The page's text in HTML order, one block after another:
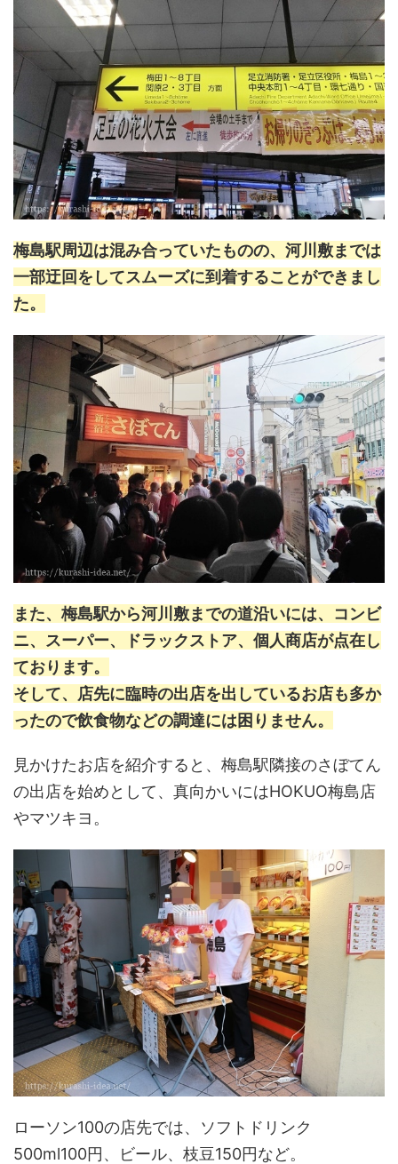
梅島駅周辺は混み合っていたものの、河川敷までは
一部迂回をしてスムーズに到着することができまし
た。
また、梅島駅から河川敷までの道沿いには、コンビ
ニ、スーパー、ドラックストア、個人商店が点在し
ております。
そして、店先に臨時の出店を出しているお店も多か
ったので飲食物などの調達には困りません。
見かけたお店を紹介すると、梅島駅隣接のさぼてん
の出店を始めとして、真向かいにはHOKUO梅島店
やマツキヨ。
ローソン100の店先では、ソフトドリンク
500ml100円、ビール、枝豆150円など。